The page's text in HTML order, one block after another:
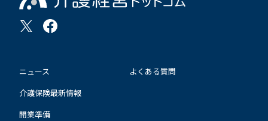
ニュース
介護保険最新情報
開業準備
よくある質問